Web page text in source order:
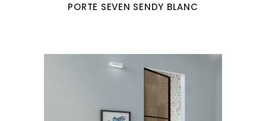
PORTE SEVEN SENDY BLANC